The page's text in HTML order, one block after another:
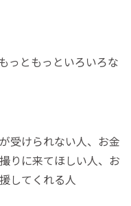
っともっといろいろな
受けられない人、お金
りに来てほしい人、お
してくれる人